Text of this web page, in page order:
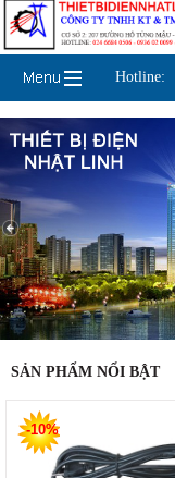
Hotline:
SẢN PHẨM NỔI BẬT
-10%